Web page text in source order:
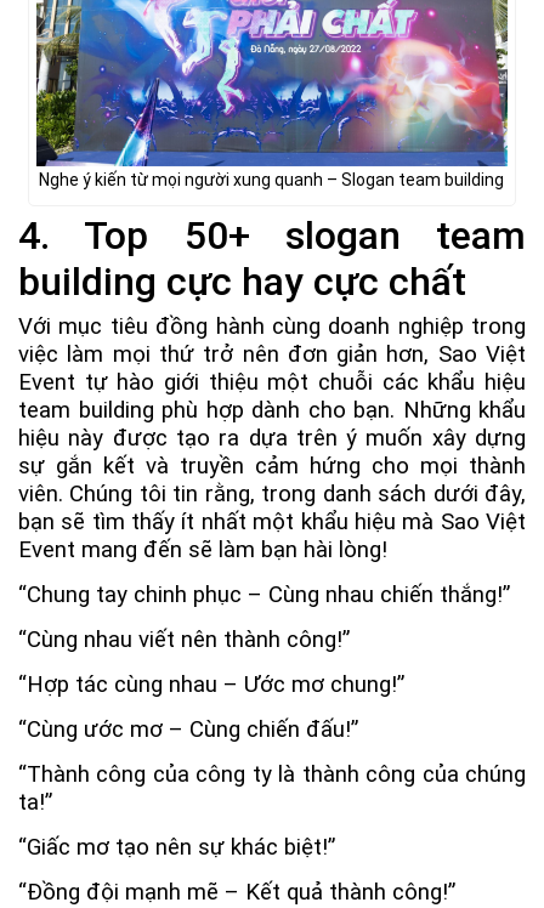
Nghe ý kiến từ mọi người xung quanh – Slogan team building
4. Top 50+ slogan team
building cực hay cực chất
Với mục tiêu đồng hành cùng doanh nghiệp trong
việc làm mọi thứ trở nên đơn giản hơn, Sao Việt
Event tự hào giới thiệu một chuỗi các khẩu hiệu
team building phù hợp dành cho bạn. Những khẩu
hiệu này được tạo ra dựa trên ý muốn xây dựng
sự gắn kết và truyền cảm hứng cho mọi thành
viên. Chúng tôi tin rằng, trong danh sách dưới đây,
bạn sẽ tìm thấy ít nhất một khẩu hiệu mà Sao Việt
Event mang đến sẽ làm bạn hài lòng!
“Chung tay chinh phục – Cùng nhau chiến thắng!”
“Cùng nhau viết nên thành công!”
“Hợp tác cùng nhau – Ước mơ chung!”
“Cùng ước mơ – Cùng chiến đấu!”
“Thành công của công ty là thành công của chúng
ta!”
“Giấc mơ tạo nên sự khác biệt!”
“Đồng đội mạnh mẽ – Kết quả thành công!”